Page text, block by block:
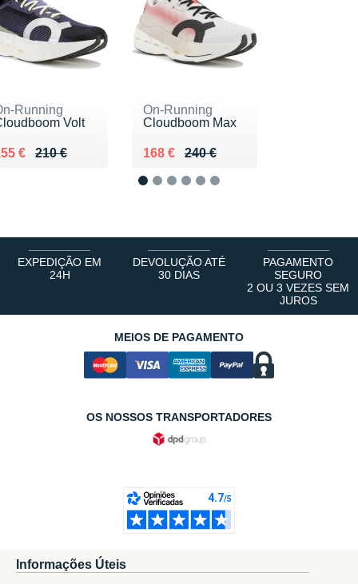
Running
Volt
210 €
lieu de 210 €
€ 155 €
On-Running
Cloudboom Max
240 €
Au lieu de 240 €
168 €
Vendu 168 €
EXPEDIÇÃO EM
24H
DEVOLUÇÃO ATÉ
30 DIAS
PAGAMENTO
SEGURO
2 OU 3 VEZES SEM
JUROS
MEIOS DE PAGAMENTO
OS NOSSOS TRANSPORTADORES
Informações Úteis